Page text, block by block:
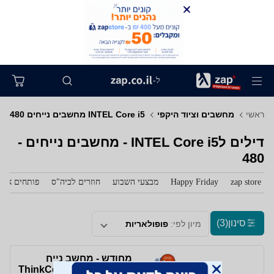
ל-
ראשי מחשבים וציוד היקפי INTEL Core i5 מחשבים נייחים 480
דילים לINTEL Core i5 - מחשבים נייחים -
480
zap store
Happy Friday מבצעי השבוע חוזרים לביה"ס פותחים את
סינון(3) מיון לפי: פופולאריות
מחודש - מחשב נייח
ThinkCentre Tiny-In-One